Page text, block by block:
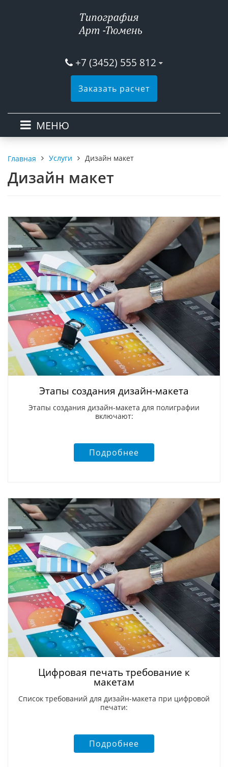
+7 (3452) 555 812
Заказать расчет
МЕНЮ
Главная Услуги Дизайн макет
Дизайн макет
Этапы создания дизайн-макета
Этапы создания дизайн-макета для полиграфии
включают:
Подробнее
Цифровая печать требование к
макетам
Список требований для дизайн-макета при цифровой
печати:
Подробнее